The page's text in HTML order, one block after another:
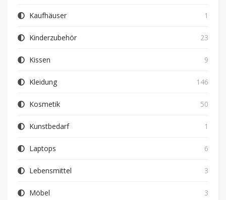
Kaufhäuser 1
Kinderzubehör 23
Kissen 9
Kleidung 146
Kosmetik 50
Kunstbedarf 1
Laptops 6
Lebensmittel 3
Möbel 3